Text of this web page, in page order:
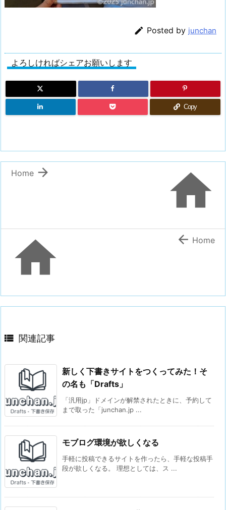
 Posted by junchan
よろしければシェアお願いします
Copy


Home
  Home
 関連記事
新しく下書きサイトをつくってみた！そ
の名も「Drafts」
「汎用jp」ドメインが解禁されたときに、予約して
まで取った「junchan.jp ...
モブログ環境が欲しくなる
手軽に投稿できるサイトを作ったら、手軽な投稿手
段が欲しくなる。 理想としては、ス ...